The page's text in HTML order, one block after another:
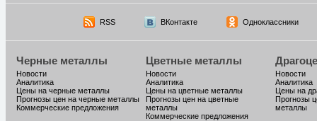
RSS ВКонтакте Одноклассники
Черные металлы
Новости
Аналитика
Цены на черные металлы
Прогнозы цен на черные металлы
Коммерческие предложения
Цветные металлы
Новости
Аналитика
Цены на цветные металлы
Прогнозы цен на цветные
металлы
Коммерческие предложения
Новости
Аналитика
Цены на
Прогнозы
металлы